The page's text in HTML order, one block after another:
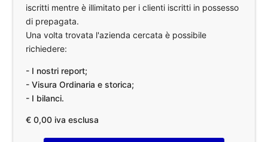
iscritti mentre è illimitato per i clienti iscritti in possesso
di prepagata.
Una volta trovata l'azienda cercata è possibile
richiedere:
- I nostri report;
- Visura Ordinaria e storica;
- I bilanci.
€ 0,00 iva esclusa